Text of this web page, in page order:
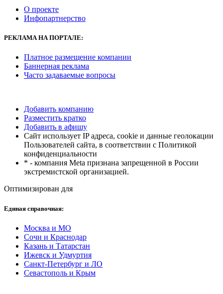
О проекте
Инфопартнерство
РЕКЛАМАНА ПОРТАЛЕ:
Платное размещение компании
Баннерная реклама
Часто задаваемые вопросы
Добавить компанию
Разместить кратко
Добавить в афишу
Сайт использует IP адреса, cookie и данные геолокации
Пользователей сайта, в соответствии с Политикой
конфиденциальности
* - компания Meta признана запрещенной в России
экстремистской организацией.
Оптимизирован для
Единая справочная:
Москва и МО
Сочи и Краснодар
Казань и Татарстан
Ижевск и Удмуртия
Санкт-Петербург и ЛО
Севастополь и Крым